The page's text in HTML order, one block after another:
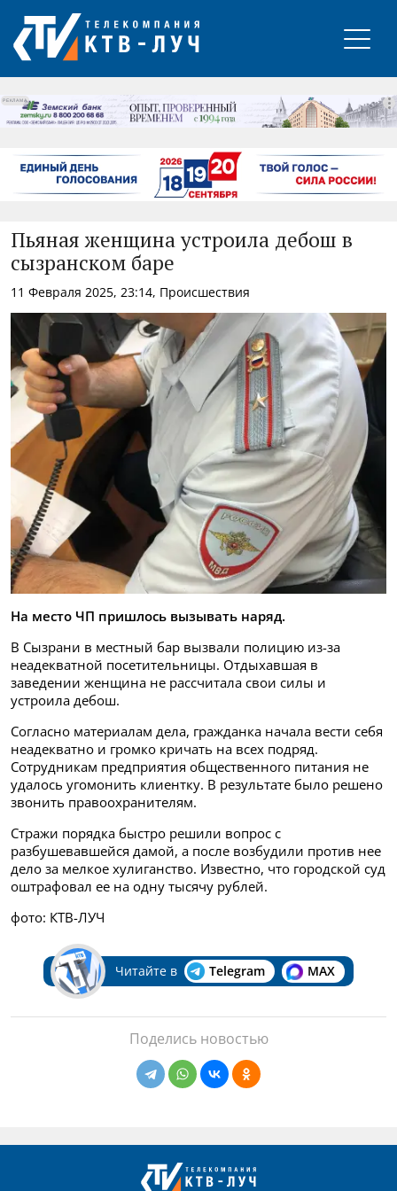
РЕКЛАМА
Пьяная женщина устроила дебош в
сызранском баре
11 Февраля 2025, 23:14, Происшествия
На место ЧП пришлось вызывать наряд.
В Сызрани в местный бар вызвали полицию из-за
неадекватной посетительницы. Отдыхавшая в
заведении женщина не рассчитала свои силы и
устроила дебош.
Согласно материалам дела, гражданка начала вести себя
неадекватно и громко кричать на всех подряд.
Сотрудникам предприятия общественного питания не
удалось угомонить клиентку. В результате было решено
звонить правоохранителям.
Стражи порядка быстро решили вопрос с
разбушевавшейся дамой, а после возбудили против нее
дело за мелкое хулиганство. Известно, что городской суд
оштрафовал ее на одну тысячу рублей.
фото: КТВ-ЛУЧ
Читайте в Telegram MAX
Поделись новостью